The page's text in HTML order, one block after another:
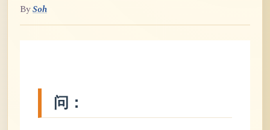
BySoh
问：